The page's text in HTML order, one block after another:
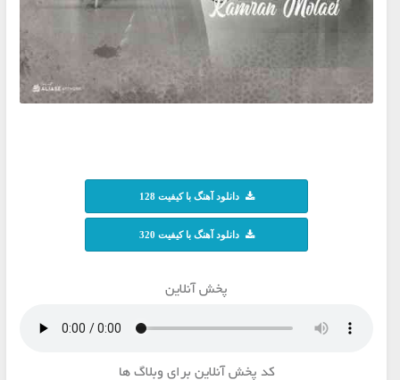
دانلود آهنگ با کیفیت 128
دانلود آهنگ با کیفیت 320
پخش آنلاین
کد پخش آنلاین برای وبلاگ ها